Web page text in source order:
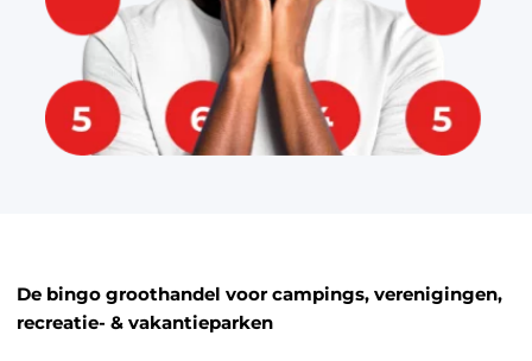
De bingo groothandel voor campings, verenigingen,
recreatie- & vakantieparken